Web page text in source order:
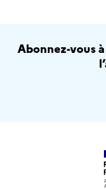
Abonnez-vous